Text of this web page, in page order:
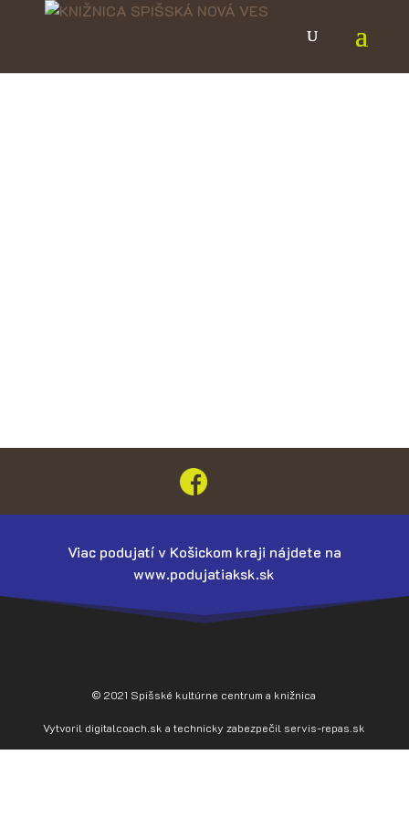
Viac podujatí v Košickom kraji nájdete na
www.podujatiaksk.sk
© 2021 Spišské kultúrne centrum a knižnica
Vytvoril digitalcoach.sk a technicky zabezpečil servis-repas.sk